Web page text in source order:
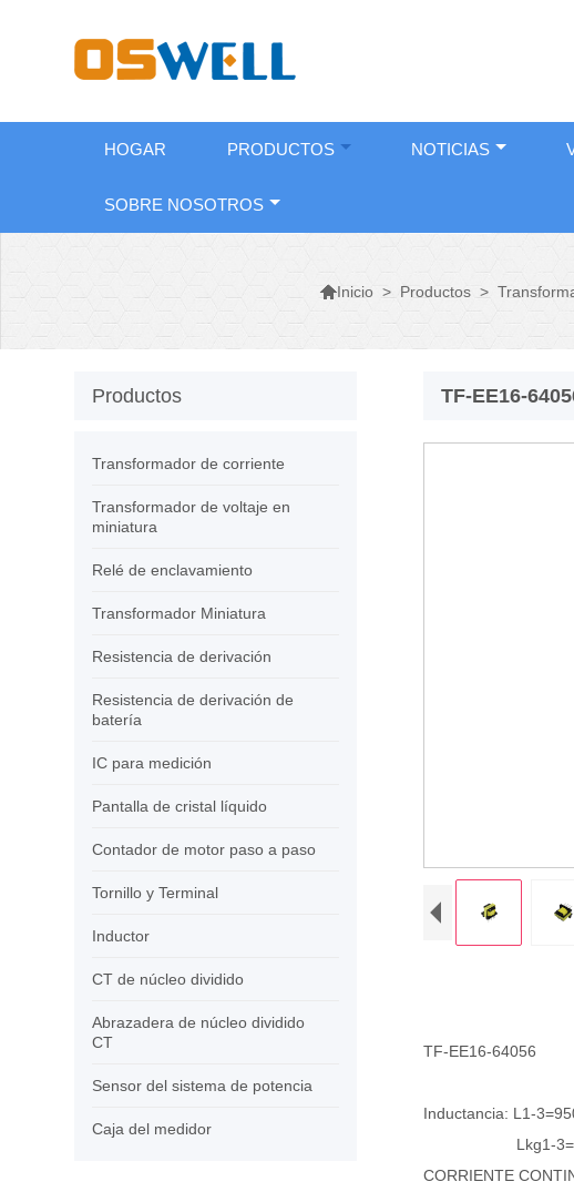
HOGAR PRODUCTOS NOTICIAS
SOBRE NOSOTROS
Inicio > Productos >
TF-EE16-
TF-EE16-64056
Inductancia: L1-
Lkg1-
CORRIENTE
Productos
Transformador de corriente
Transformador de voltaje en
miniatura
Relé de enclavamiento
Transformador Miniatura
Resistencia de derivación
Resistencia de derivación de
batería
IC para medición
Pantalla de cristal líquido
Contador de motor paso a paso
Tornillo y Terminal
Inductor
CT de núcleo dividido
Abrazadera de núcleo dividido
CT
Sensor del sistema de potencia
Caja del medidor